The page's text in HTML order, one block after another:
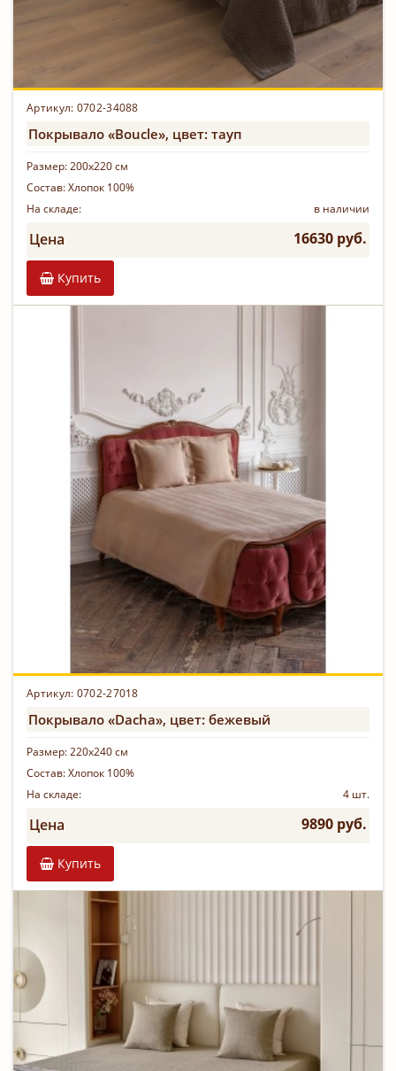
Артикул: 0702-34088
Покрывало «Boucle», цвет: тауп
Размер:200х220 см
Состав:Хлопок 100%
На складе:
в наличии
Цена 16630 руб.
Купить
Артикул: 0702-27018
Покрывало «Dacha», цвет: бежевый
Размер:220х240 см
Состав:Хлопок 100%
На складе:
4 шт.
Цена 9890 руб.
Купить